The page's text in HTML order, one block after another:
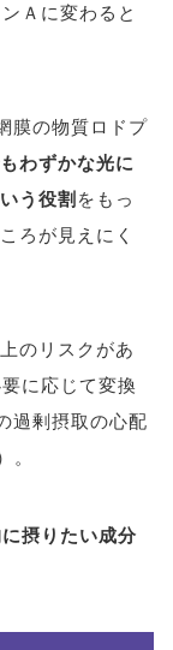
Ａに変わると
膜の物質ロドプ
わずかな光に
う役割 をもっ
ろが見えにく
のリスクがあ
に応じて変換
過剰摂取の心配
摂りたい成分